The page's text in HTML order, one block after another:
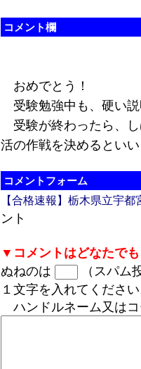
コメント欄
おめでとう！
受験勉強中も、硬い説
受験が終わったら、
活の作戦を決めるといい
コメントフォーム
【合格速報】栃木県立宇都
ント
▼コメントはどなたでも
ぬねのは
（スパム
１文字を入れてください
ハンドルネーム又はコ